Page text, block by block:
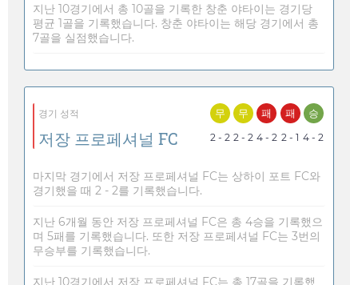
지난 10경기에서 총 10골을 기록한 창춘 야타이는 경기당
평균 1골을 기록했습니다. 창춘 야타이는 해당 경기에서 총
7골을 실점했습니다.
경기 성적
저장 프로페셔널 FC
무
2 - 2
무
2 - 2
패
4 - 2
패
2 - 1
승
4 - 2
마지막 경기에서 저장 프로페셔널 FC는 상하이 포트 FC와
경기했을 때 2 - 2를 기록했습니다.
지난 6개월 동안 저장 프로페셔널 FC은 총 4승을 기록했으
며 5패를 기록했습니다. 또한 저장 프로페셔널 FC는 3번의
무승부를 기록했습니다.
지난 10경기에서 저장 프로페셔널 FC는 총 17골을 기록했